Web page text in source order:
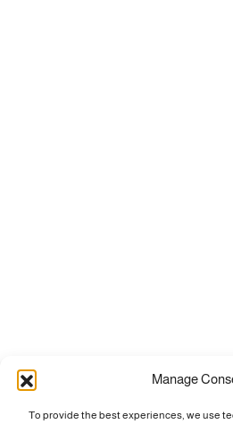
Manage
To provide the best experiences, we use